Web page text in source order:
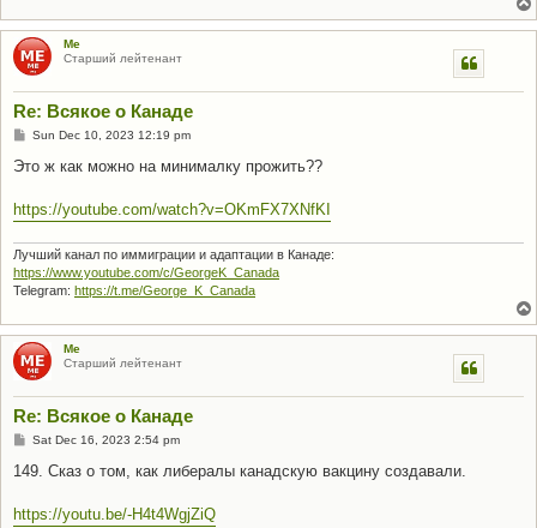
Me
Старший лейтенант
Re: Всякое о Канаде
P
s
Sun Dec 10, 2023 12:19 pm
Это ж как можно на минималку прожить??
https://youtube.com/watch?v=OKmFX7XNfKI
Лучший канал по иммиграции и адаптации в Канаде:
https://www.youtube.com/c/GeorgeK_Canada
Telegram: https://t.me/George_K_Canada
Me
Старший лейтенант
Re: Всякое о Канаде
P
s
Sat Dec 16, 2023 2:54 pm
149. Сказ о том, как либералы канадскую вакцину создавали.
https://youtu.be/-H4t4WgjZiQ